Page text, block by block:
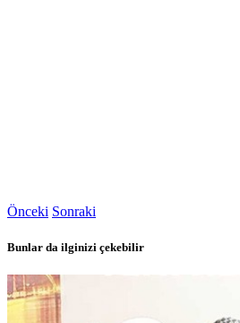
Önceki Sonraki
Bunlar da ilginizi çekebilir